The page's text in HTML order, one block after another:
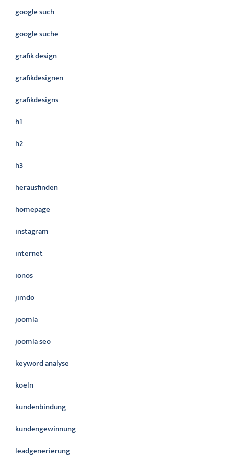
google such
google suche
grafik design
grafikdesignen
grafikdesigns
h1
h2
h3
herausfinden
homepage
instagram
internet
ionos
jimdo
joomla
joomla seo
keyword analyse
koeln
kundenbindung
kundengewinnung
leadgenerierung